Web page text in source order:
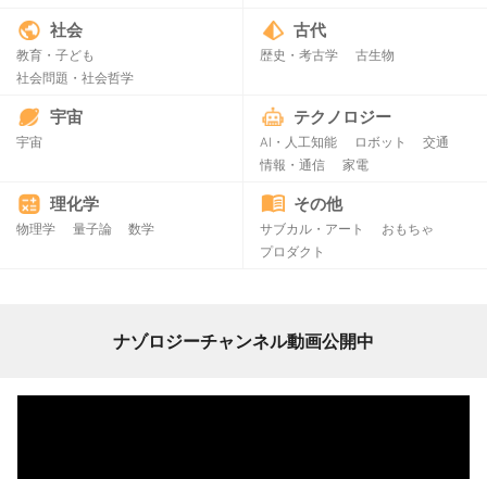
社会
教育・子ども
社会問題・社会哲学
古代
歴史・考古学 古生物
宇宙
宇宙
テクノロジー
AI・人工知能 ロボット
交通
情報・通信
家電
理化学
物理学 量子論 数学
その他
サブカル・アート
おもちゃ
プロダクト
ナゾロジーチャンネル動画公開中